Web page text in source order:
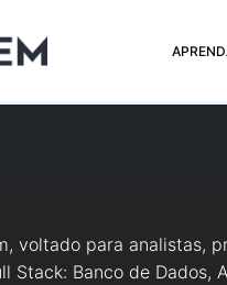
voltado para analistas,
Stack: Banco de Dados,